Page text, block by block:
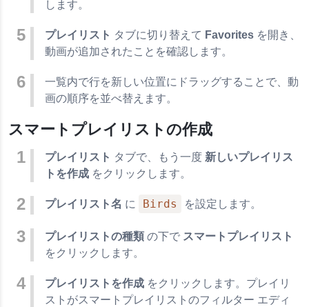
します。
プレイリスト タブに切り替えて Favorites を開き、
動画が追加されたことを確認します。
一覧内で行を新しい位置にドラッグすることで、動
画の順序を並べ替えます。
スマートプレイリストの作成
プレイリスト タブで、もう一度 新しいプレイリス
トを作成 をクリックします。
プレイリスト名 に Birds を設定します。
プレイリストの種類 の下で スマートプレイリスト
をクリックします。
プレイリストを作成 をクリックします。プレイリ
ストがスマートプレイリストのフィルター エディ